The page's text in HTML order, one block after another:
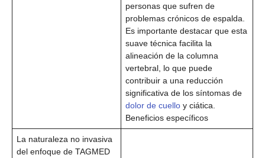
personas que sufren de
problemas crónicos de espalda.
Es importante destacar que esta
suave técnica facilita la
alineación de la columna
vertebral, lo que puede
contribuir a una reducción
significativa de los síntomas de
dolor de cuello y ciática.
Beneficios específicos
La naturaleza no invasiva
del enfoque de TAGMED